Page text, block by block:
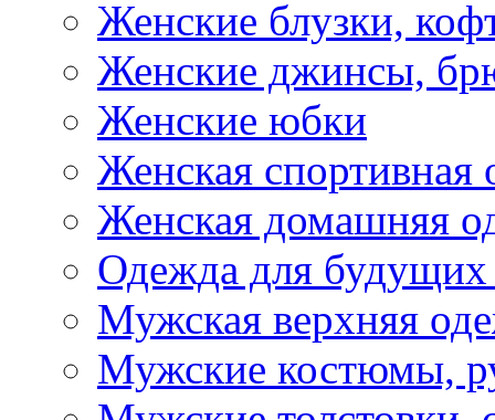
Женские блузки,
Женские джинсы,
Женские юбки
Женская спортивная
Женская домашняя
Одежда для
Мужская верхняя
Мужские костюмы,